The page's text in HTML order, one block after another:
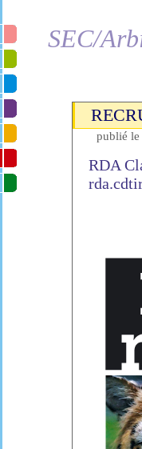
SEC/
publié le
RDA